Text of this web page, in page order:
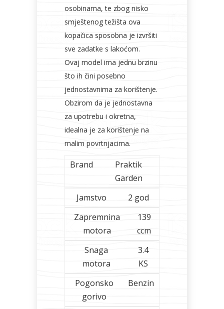
osobinama, te zbog nisko
smještenog težišta ova
kopačica sposobna je izvršiti
sve zadatke s lakoćom.
Ovaj model ima jednu brzinu
što ih čini posebno
jednostavnima za korištenje.
Obzirom da je jednostavna
za upotrebu i okretna,
idealna je za korištenje na
malim povrtnjacima.
Brand
Praktik
Garden
Jamstvo
2 god
Zapremnina
motora
139
ccm
Snaga
motora
3.4
KS
Pogonsko
gorivo
Benzin